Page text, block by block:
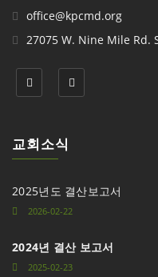
office@kpcmd.org
27075 W. Nine Mile Rd.
교회소식
2025년도 결산보고서
2026-02-22
2024년 결산 보고서
2025-02-23